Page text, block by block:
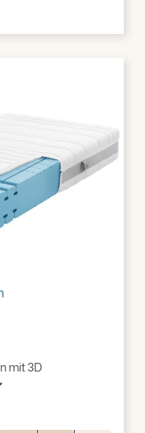
von 4.73 von 5
mit 3D